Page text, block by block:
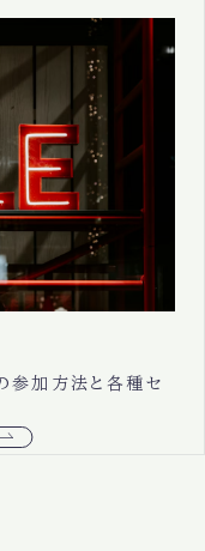
加方法と各種セ